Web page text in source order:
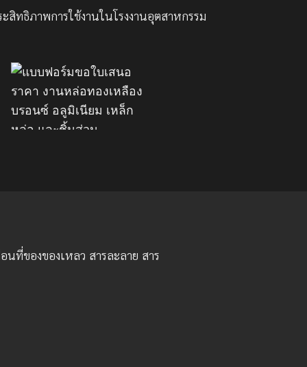
ทธิภาพการใช้งานในโรงงานอุตสาหกรรม
ที่ของของเหลว สารละลาย สาร